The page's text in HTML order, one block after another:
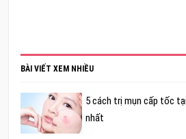
BÀI VIẾT XEM NHIỀU
5 cách trị mụn cấp tốc
nhất